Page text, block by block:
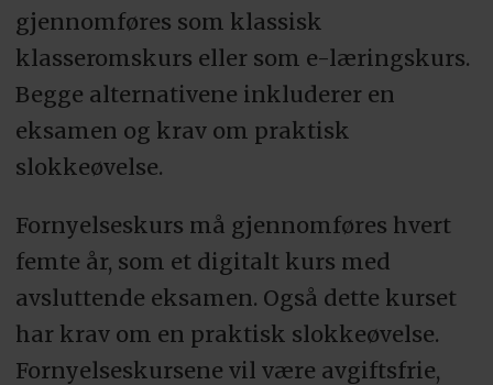
gjennomføres som klassisk
klasseromskurs eller som e-læringskurs.
Begge alternativene inkluderer en
eksamen og krav om praktisk
slokkeøvelse.
Fornyelseskurs må gjennomføres hvert
femte år, som et digitalt kurs med
avsluttende eksamen. Også dette kurset
har krav om en praktisk slokkeøvelse.
Fornyelseskursene vil være avgiftsfrie,